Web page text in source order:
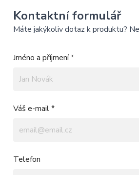
Kontaktní formulář
Máte jakýkoliv dotaz k produktu?
Jméno a příjmení *
Váš e-mail *
Telefon